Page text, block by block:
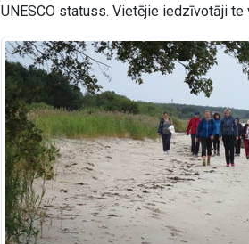
UNESCO statuss. Vietējie iedzīvotāji